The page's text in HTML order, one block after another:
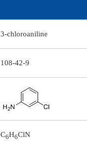
3-chloroaniline
108-42-9
C6H6ClN